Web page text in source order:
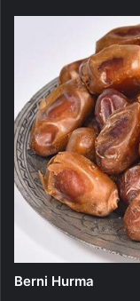
Berni Hurma